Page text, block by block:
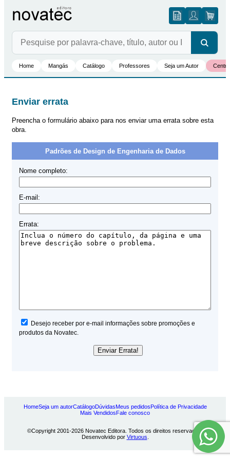
Home Mangás Catálogo Professores Seja um Autor
Enviar errata
Preencha o formulário abaixo para nos enviar uma errata sobre esta
obra.
Padrões de Design de Engenharia de Dados
Nome completo:
E-mail:
Errata:
Desejo receber por e-mail informações sobre promoções e
produtos da Novatec.
HomeSeja um autorCatálogoDúvidasMeus pedidosPolítica de Privacidade
Mais VendidosFale conosco
©Copyright 2001-2026 Novatec Editora. Todos os direitos reservados.
Desenvolvido por Virtuous